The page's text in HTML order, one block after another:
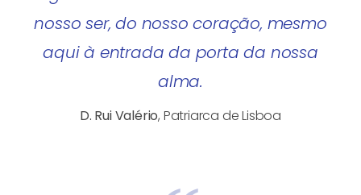
nosso ser, do nosso coração, mesmo
aqui à entrada da porta da nossa
alma.
D. Rui Valério, Patriarca de Lisboa